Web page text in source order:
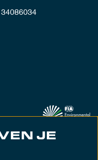
34086034
JE